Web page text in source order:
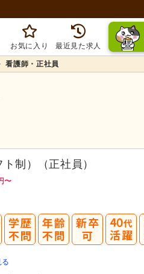
お気に入り 最近見た求人
看護師・正社員
制）（正社員）
〜